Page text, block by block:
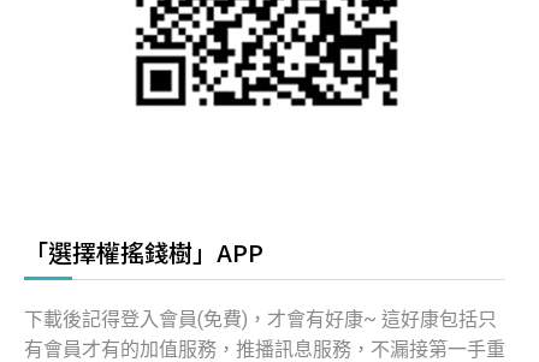
「選擇權搖錢樹」APP
下載後記得登入會員(免費)，才會有好康~ 這好康包括只
有會員才有的加值服務，推播訊息服務，不漏接第一手重